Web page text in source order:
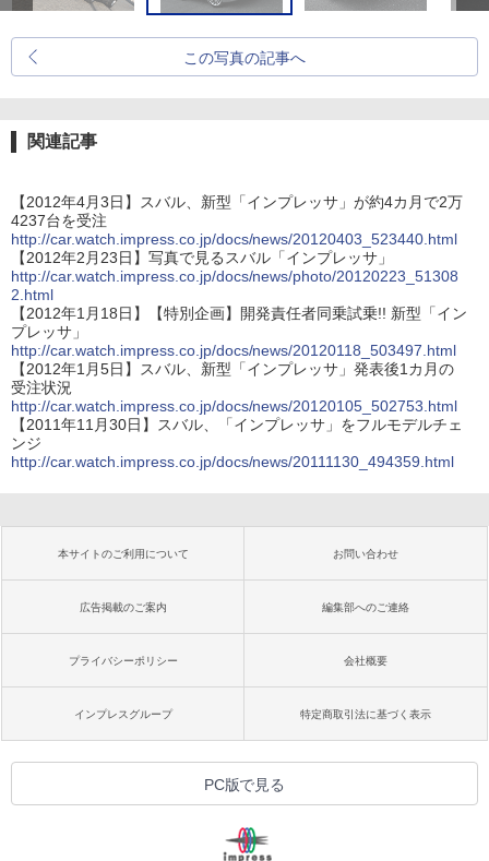
この写真の記事へ
関連記事
【2012年4月3日】スバル、新型「インプレッサ」が約4カ月で2万
4237台を受注
http://car.watch.impress.co.jp/docs/news/20120403_523440.html
【2012年2月23日】写真で見るスバル「インプレッサ」
http://car.watch.impress.co.jp/docs/news/photo/20120223_51308
2.html
【2012年1月18日】【特別企画】開発責任者同乗試乗!! 新型「イン
プレッサ」
http://car.watch.impress.co.jp/docs/news/20120118_503497.html
【2012年1月5日】スバル、新型「インプレッサ」発表後1カ月の
受注状況
http://car.watch.impress.co.jp/docs/news/20120105_502753.html
【2011年11月30日】スバル、「インプレッサ」をフルモデルチェ
ンジ
http://car.watch.impress.co.jp/docs/news/20111130_494359.html
本サイトのご利用について お問い合わせ
広告掲載のご案内 編集部へのご連絡
プライバシーポリシー 会社概要
インプレスグループ 特定商取引法に基づく表示
PC版で見る